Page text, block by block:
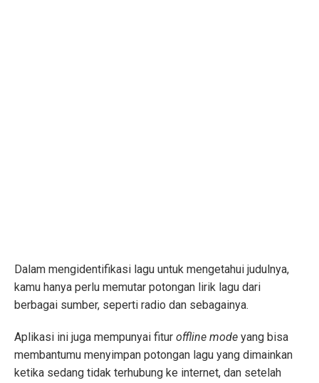
Dalam mengidentifikasi lagu untuk mengetahui judulnya,
kamu hanya perlu memutar potongan lirik lagu dari
berbagai sumber, seperti radio dan sebagainya.
Aplikasi ini juga mempunyai fitur offline mode yang bisa
membantumu menyimpan potongan lagu yang dimainkan
ketika sedang tidak terhubung ke internet, dan setelah